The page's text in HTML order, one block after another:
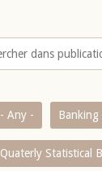
- Any - Banking
Quaterly Statistical